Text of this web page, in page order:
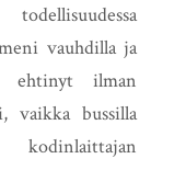
vauhdilla ja
ehtinyt ilman
vaikka bussilla